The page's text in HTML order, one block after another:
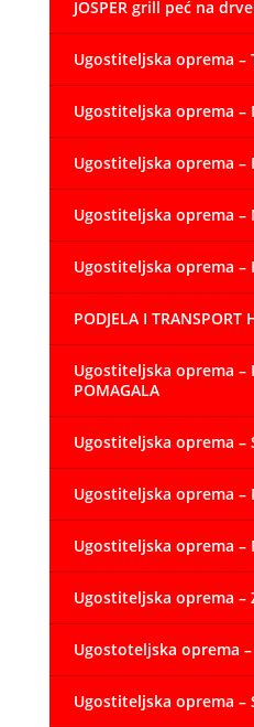
JOSPER grill peć na
Ugostiteljska oprema –
Ugostiteljska oprema –
Ugostiteljska oprema –
Ugostiteljska oprema –
Ugostiteljska oprema –
PODJELA I TRANSPORT
Ugostiteljska oprema –
POMAGALA
Ugostiteljska oprema –
Ugostiteljska oprema –
Ugostiteljska oprema –
Ugostiteljska oprema –
Ugostoteljska oprema
Ugostiteljska oprema –